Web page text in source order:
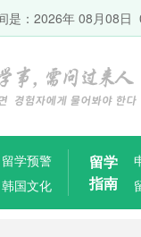
是： 2026年 08月08日
留学预警
韩国文化
留学
指南